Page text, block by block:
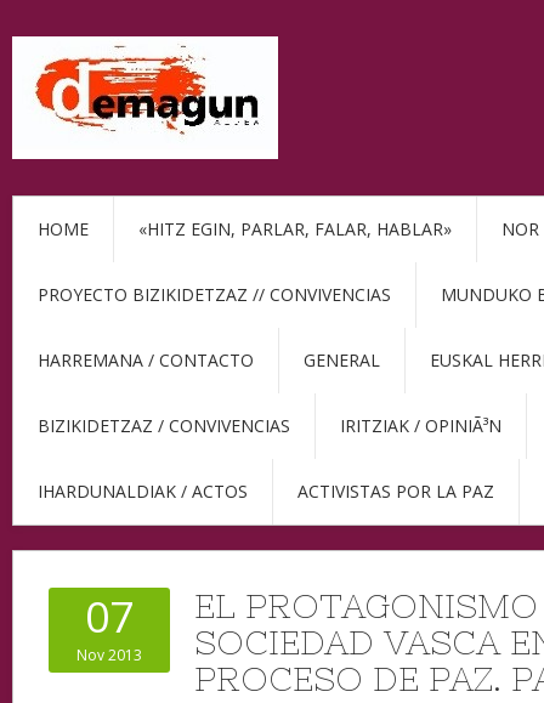
HOME «HITZ EGIN, PARLAR, FALAR, HABLAR» NOR
PROYECTO BIZIKIDETZAZ // CONVIVENCIAS MUNDUKO
HARREMANA / CONTACTO GENERAL EUSKAL
BIZIKIDETZAZ / CONVIVENCIAS IRITZIAK / OPINIÃ³N
IHARDUNALDIAK / ACTOS ACTIVISTAS POR LA PAZ
07
Nov 2013
EL
SOCIEDAD VASCA
PROCESO DE PAZ.